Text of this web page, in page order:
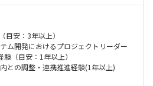
目安：3年以上）
ム開発におけるプロジェクトリーダー
験（目安：1年以上）
との調整・連携推進経験(1年以上)